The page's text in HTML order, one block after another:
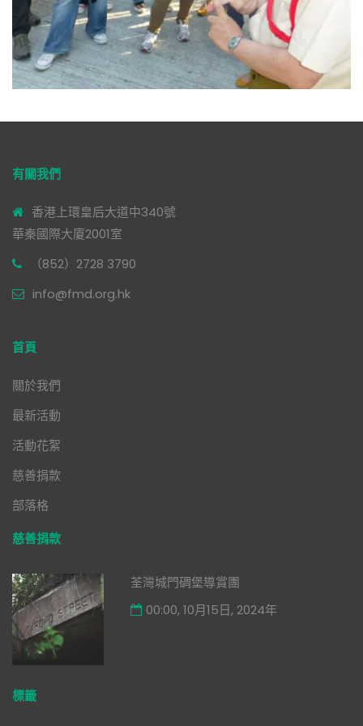
有關我們
香港上環皇后大道中340號
華秦國際大廈2001室
（852）2728 3790
info@fmd.org.hk
首頁
關於我們
最新活動
活動花絮
慈善捐款
部落格
慈善捐款
荃灣城門碉堡導賞團
00:00, 10月15日, 2024年
標籤